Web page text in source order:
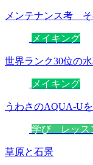
メンテナンス考 そ
メイキング
世界ランク30位の
メイキング
うわさのAQUA-U
学び レッス
草原と石景